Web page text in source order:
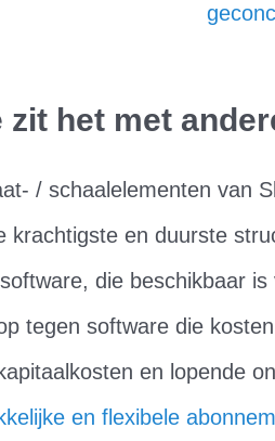
zit het met
/ schaalelementen van
krachtigste en duurste
die beschikbaar
tegen software die
en lopende
en flexibele